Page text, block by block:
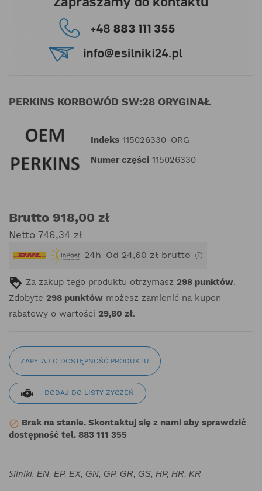
PERKINS KORBOWÓD SW:28 ORYGINAŁ
Indeks 115026330-ORG
Numer części 115026330
Brutto 918,00 zł
Netto 746,34 zł
24h Od 24,60 zł brutto
Za zakup tego produktu otrzymasz 298 punktów.
Zdobyte 298 punktów możesz zamienić na kupon
rabatowy o wartości 29,80 zł.
ZAPYTAJ O DOSTĘPNOŚĆ PRODUKTU
DODAJ DO LISTY ŻYCZEŃ
 Brak na stanie. Skontaktuj się z nami aby sprawdzić
dostępność tel. 883 111 355
Silniki: EN, EP, EX, GN, GP, GR, GS, HP, HR, KR